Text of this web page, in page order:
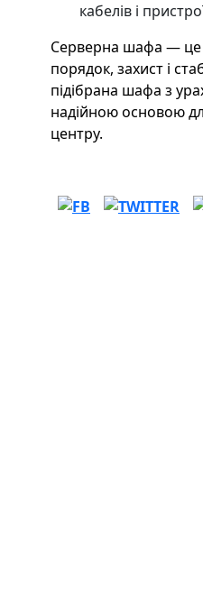
кабелів і
Серверна шафа — це
порядок, захист і
підібрана шафа з
надійною основою
центру.